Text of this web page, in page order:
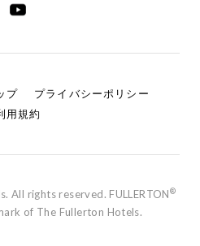
プ
プライバシーポリシー
用規約
All rights reserved. FULLERTON®
of The Fullerton Hotels.